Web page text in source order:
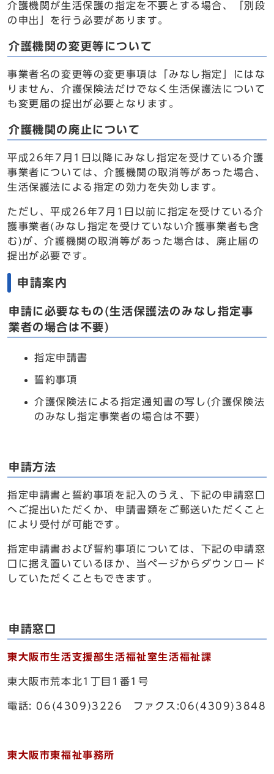
介護機関が生活保護の指定を不要とする場合、「別段
の申出」を行う必要があります。
介護機関の変更等について
事業者名の変更等の変更事項は「みなし指定」にはな
りません、介護保険法だけでなく生活保護法について
も変更届の提出が必要となります。
介護機関の廃止について
平成26年7月1日以降にみなし指定を受けている介護
事業者については、介護機関の取消等があった場合、
生活保護法による指定の効力を失効します。
ただし、平成26年7月1日以前に指定を受けている介
護事業者(みなし指定を受けていない介護事業者も含
む)が、介護機関の取消等があった場合は、廃止届の
提出が必要です。
申請案内
申請に必要なもの(生活保護法のみなし指定事
業者の場合は不要)
指定申請書
誓約事項
介護保険法による指定通知書の写し(介護保険法
のみなし指定事業者の場合は不要)
申請方法
指定申請書と誓約事項を記入のうえ、下記の申請窓口
へご提出いただくか、申請書類をご郵送いただくこと
により受付が可能です。
指定申請書および誓約事項については、下記の申請窓
口に据え置いているほか、当ページからダウンロード
していただくこともできます。
申請窓口
東大阪市生活支援部生活福祉室生活福祉課
東大阪市荒本北1丁目1番1号
電話: 06(4309)3226 ファクス:06(4309)3848
東大阪市東福祉事務所